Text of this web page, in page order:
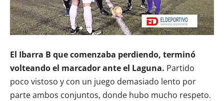
El Ibarra B que comenzaba perdiendo, terminó
volteando el marcador ante el Laguna. Partido
poco vistoso y con un juego demasiado lento por
parte ambos conjuntos, donde hubo mucho respeto.